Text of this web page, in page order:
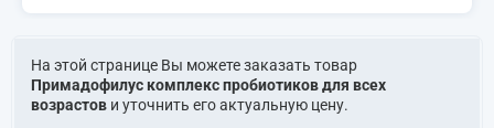
На этой странице Вы можете заказать товар
Примадофилус комплекс пробиотиков для всех
возрастов и уточнить его актуальную цену.